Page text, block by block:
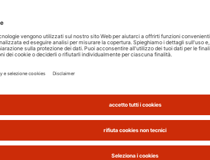
Assistenza caldaie, guida
alle cose da fare
I controlli sulla caldaia sono previsti dalla
normativa e garantiscono che il sistema
funzioni al meglio e sia più...